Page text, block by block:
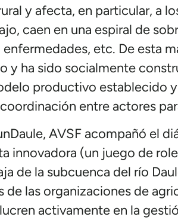
y afecta, en particular, a
caen en una espiral de
etc. De esta
y ha sido socialmente
productivo establecido
entre actores
AVSF acompañó el
innovadora (un juego de
de la subcuenca del río
de las organizaciones de
activamente en la